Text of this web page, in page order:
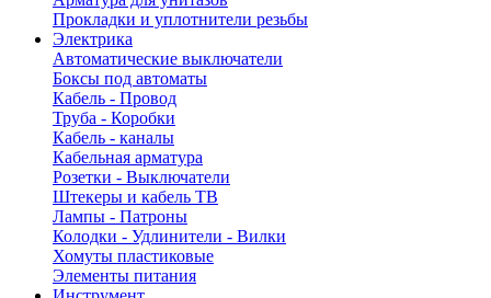
Прокладки и уплотнители резьбы
Электрика
Автоматические выключатели
Боксы под автоматы
Кабель - Провод
Труба - Коробки
Кабель - каналы
Кабельная арматура
Розетки - Выключатели
Штекеры и кабель ТВ
Лампы - Патроны
Колодки - Удлинители - Вилки
Хомуты пластиковые
Элементы питания